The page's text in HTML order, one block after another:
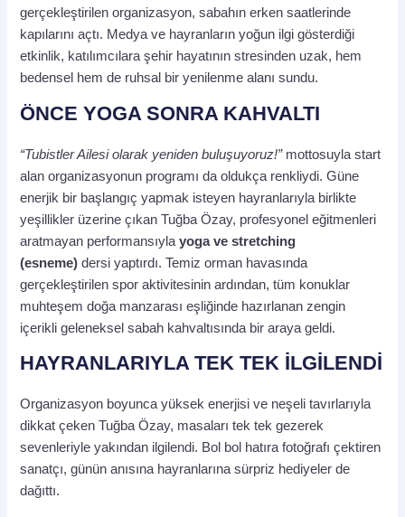
gerçekleştirilen organizasyon, sabahın erken saatlerinde
kapılarını açtı. Medya ve hayranların yoğun ilgi gösterdiği
etkinlik, katılımcılara şehir hayatının stresinden uzak, hem
bedensel hem de ruhsal bir yenilenme alanı sundu.
ÖNCE YOGA SONRA KAHVALTI
“Tubistler Ailesi olarak yeniden buluşuyoruz!”mottosuyla start
alan organizasyonun programı da oldukça renkliydi. Güne
enerjik bir başlangıç yapmak isteyen hayranlarıyla birlikte
yeşillikler üzerine çıkan Tuğba Özay, profesyonel eğitmenleri
aratmayan performansıylayoga ve stretching
(esneme) dersi yaptırdı. Temiz orman havasında
gerçekleştirilen spor aktivitesinin ardından, tüm konuklar
muhteşem doğa manzarası eşliğinde hazırlanan zengin
içerikli geleneksel sabah kahvaltısında bir araya geldi.
HAYRANLARIYLA TEK TEK İLGİLENDİ
Organizasyon boyunca yüksek enerjisi ve neşeli tavırlarıyla
dikkat çeken Tuğba Özay, masaları tek tek gezerek
sevenleriyle yakından ilgilendi. Bol bol hatıra fotoğrafı çektiren
sanatçı, günün anısına hayranlarına sürpriz hediyeler de
dağıttı.